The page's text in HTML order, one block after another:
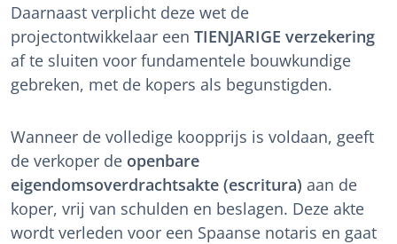
Daarnaast verplicht deze wet de
projectontwikkelaar een TIENJARIGE verzekering
af te sluiten voor fundamentele bouwkundige
gebreken, met de kopers als begunstigden.
Wanneer de volledige koopprijs is voldaan, geeft
de verkoper de openbare
eigendomsoverdrachtsakte (escritura) aan de
koper, vrij van schulden en beslagen. Deze akte
wordt verleden voor een Spaanse notaris en gaat